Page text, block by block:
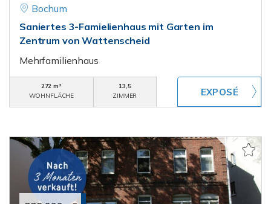
Bochum
Saniertes 3-Famielienhaus mit Garten im
Zentrum von Wattenscheid
Mehrfamilienhaus
272 m²
WOHNFLÄCHE
13,5
ZIMMER